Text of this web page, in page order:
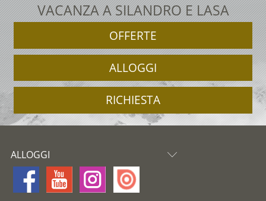
VACANZA A SILANDRO E LASA
OFFERTE
ALLOGGI
RICHIESTA
ALLOGGI